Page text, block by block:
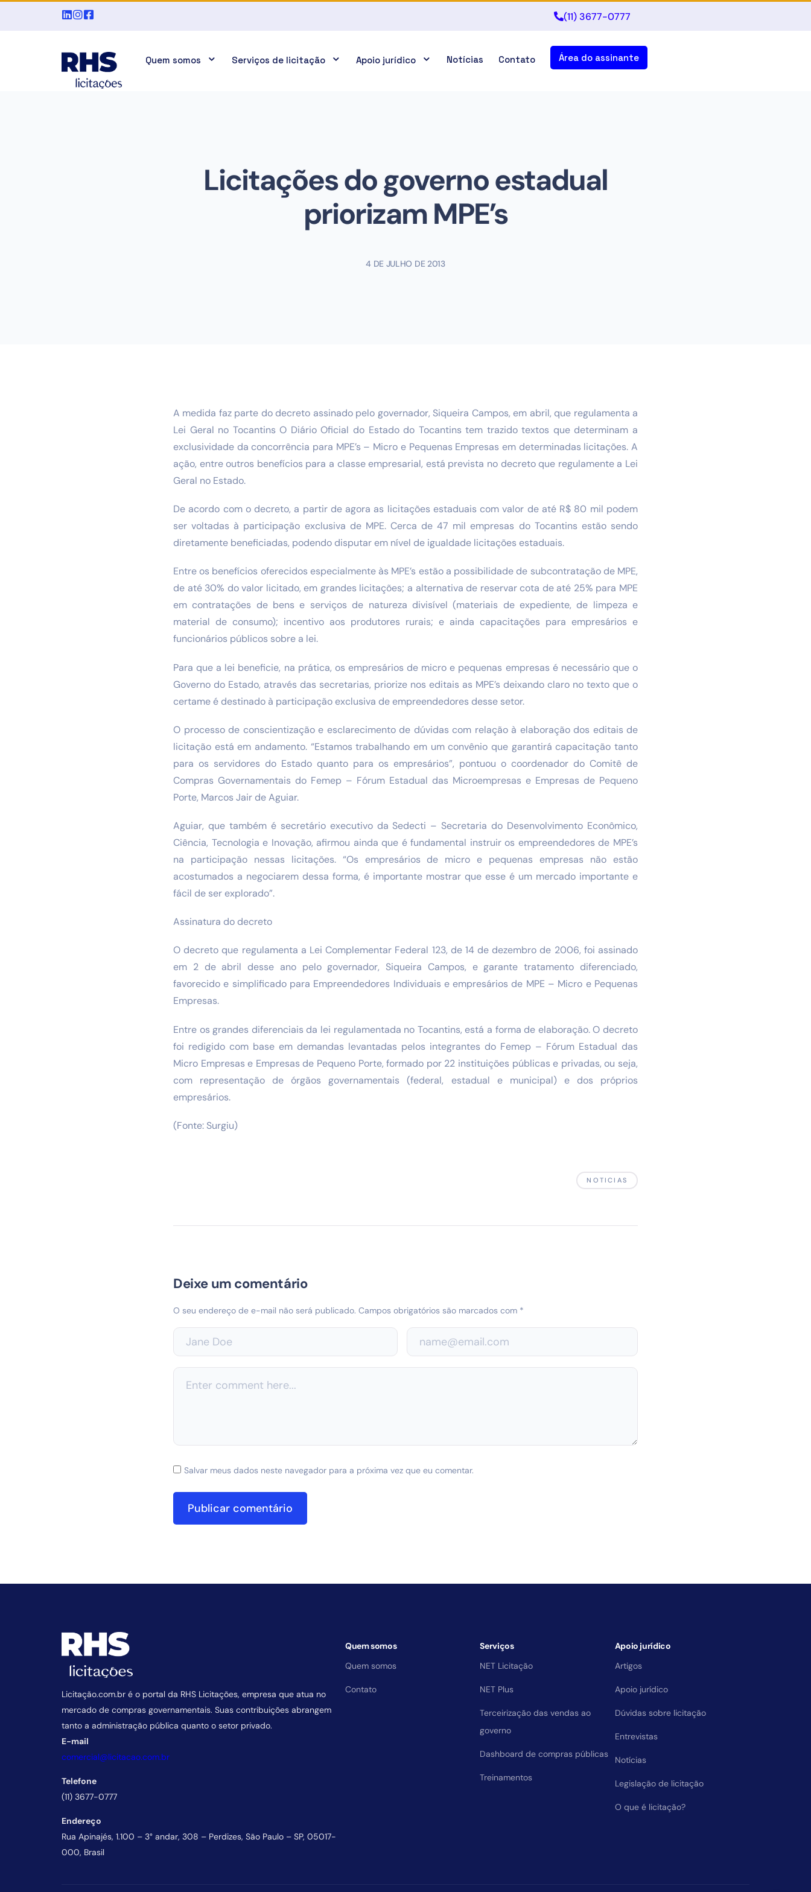
(11) 3677-0777
Quem somos Serviços de licitação Apoio jurídico Notícias Contato Área do assinante
Licitações do governo estadual
priorizam MPE’s
4 DE JULHO DE 2013
A medida faz parte do decreto assinado pelo governador, Siqueira Campos, em abril, que regulamenta a
Lei Geral no Tocantins O Diário Oficial do Estado do Tocantins tem trazido textos que determinam a
exclusividade da concorrência para MPE’s – Micro e Pequenas Empresas em determinadas licitações. A
ação, entre outros benefícios para a classe empresarial, está prevista no decreto que regulamente a Lei
Geral no Estado.
De acordo com o decreto, a partir de agora as licitações estaduais com valor de até R$ 80 mil podem
ser voltadas à participação exclusiva de MPE. Cerca de 47 mil empresas do Tocantins estão sendo
diretamente beneficiadas, podendo disputar em nível de igualdade licitações estaduais.
Entre os benefícios oferecidos especialmente às MPE’s estão a possibilidade de subcontratação de MPE,
de até 30% do valor licitado, em grandes licitações; a alternativa de reservar cota de até 25% para MPE
em contratações de bens e serviços de natureza divisível (materiais de expediente, de limpeza e
material de consumo); incentivo aos produtores rurais; e ainda capacitações para empresários e
funcionários públicos sobre a lei.
Para que a lei beneficie, na prática, os empresários de micro e pequenas empresas é necessário que o
Governo do Estado, através das secretarias, priorize nos editais as MPE’s deixando claro no texto que o
certame é destinado à participação exclusiva de empreendedores desse setor.
O processo de conscientização e esclarecimento de dúvidas com relação à elaboração dos editais de
licitação está em andamento. “Estamos trabalhando em um convênio que garantirá capacitação tanto
para os servidores do Estado quanto para os empresários”, pontuou o coordenador do Comitê de
Compras Governamentais do Femep – Fórum Estadual das Microempresas e Empresas de Pequeno
Porte, Marcos Jair de Aguiar.
Aguiar, que também é secretário executivo da Sedecti – Secretaria do Desenvolvimento Econômico,
Ciência, Tecnologia e Inovação, afirmou ainda que é fundamental instruir os empreendedores de MPE’s
na participação nessas licitações. “Os empresários de micro e pequenas empresas não estão
acostumados a negociarem dessa forma, é importante mostrar que esse é um mercado importante e
fácil de ser explorado”.
Assinatura do decreto
O decreto que regulamenta a Lei Complementar Federal 123, de 14 de dezembro de 2006, foi assinado
em 2 de abril desse ano pelo governador, Siqueira Campos, e garante tratamento diferenciado,
favorecido e simplificado para Empreendedores Individuais e empresários de MPE – Micro e Pequenas
Empresas.
Entre os grandes diferenciais da lei regulamentada no Tocantins, está a forma de elaboração. O decreto
foi redigido com base em demandas levantadas pelos integrantes do Femep – Fórum Estadual das
Micro Empresas e Empresas de Pequeno Porte, formado por 22 instituições públicas e privadas, ou seja,
com representação de órgãos governamentais (federal, estadual e municipal) e dos próprios
empresários.
(Fonte: Surgiu)
NOTICIAS
Deixe um comentário
O seu endereço de e-mail não será publicado. Campos obrigatórios são marcados com *
Salvar meus dados neste navegador para a próxima vez que eu comentar.
Licitação.com.br é o portal da RHS Licitações, empresa que atua no
mercado de compras governamentais. Suas contribuições abrangem
tanto a administração pública quanto o setor privado.
E-mail
comercial@licitacao.com.br
Telefone
(11) 3677-0777
Endereço
Rua Apinajés, 1.100 – 3° andar, 308 – Perdizes, São Paulo – SP, 05017-
000, Brasil
Quem somos
Quem somos
Contato
Serviços
NET Licitação
NET Plus
Terceirização das vendas ao
governo
Dashboard de compras públicas
Treinamentos
Apoio jurídico
Artigos
Apoio jurídico
Dúvidas sobre licitação
Entrevistas
Notícias
Legislação de licitação
O que é licitação?